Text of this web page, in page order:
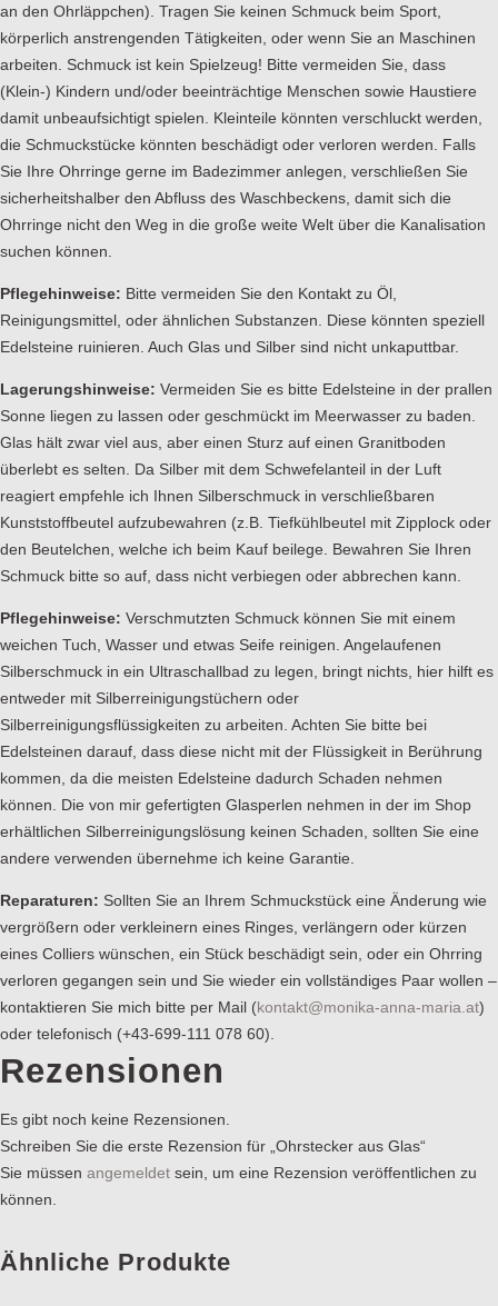
an den Ohrläppchen). Tragen Sie keinen Schmuck beim Sport,
körperlich anstrengenden Tätigkeiten, oder wenn Sie an Maschinen
arbeiten. Schmuck ist kein Spielzeug! Bitte vermeiden Sie, dass
(Klein-) Kindern und/oder beeinträchtige Menschen sowie Haustiere
damit unbeaufsichtigt spielen. Kleinteile könnten verschluckt werden,
die Schmuckstücke könnten beschädigt oder verloren werden. Falls
Sie Ihre Ohrringe gerne im Badezimmer anlegen, verschließen Sie
sicherheitshalber den Abfluss des Waschbeckens, damit sich die
Ohrringe nicht den Weg in die große weite Welt über die Kanalisation
suchen können.
Pflegehinweise: Bitte vermeiden Sie den Kontakt zu Öl,
Reinigungsmittel, oder ähnlichen Substanzen. Diese könnten speziell
Edelsteine ruinieren. Auch Glas und Silber sind nicht unkaputtbar.
Lagerungshinweise: Vermeiden Sie es bitte Edelsteine in der prallen
Sonne liegen zu lassen oder geschmückt im Meerwasser zu baden.
Glas hält zwar viel aus, aber einen Sturz auf einen Granitboden
überlebt es selten. Da Silber mit dem Schwefelanteil in der Luft
reagiert empfehle ich Ihnen Silberschmuck in verschließbaren
Kunststoffbeutel aufzubewahren (z.B. Tiefkühlbeutel mit Zipplock oder
den Beutelchen, welche ich beim Kauf beilege. Bewahren Sie Ihren
Schmuck bitte so auf, dass nicht verbiegen oder abbrechen kann.
Pflegehinweise: Verschmutzten Schmuck können Sie mit einem
weichen Tuch, Wasser und etwas Seife reinigen. Angelaufenen
Silberschmuck in ein Ultraschallbad zu legen, bringt nichts, hier hilft es
entweder mit Silberreinigungstüchern oder
Silberreinigungsflüssigkeiten zu arbeiten. Achten Sie bitte bei
Edelsteinen darauf, dass diese nicht mit der Flüssigkeit in Berührung
kommen, da die meisten Edelsteine dadurch Schaden nehmen
können. Die von mir gefertigten Glasperlen nehmen in der im Shop
erhältlichen Silberreinigungslösung keinen Schaden, sollten Sie eine
andere verwenden übernehme ich keine Garantie.
Reparaturen: Sollten Sie an Ihrem Schmuckstück eine Änderung wie
vergrößern oder verkleinern eines Ringes, verlängern oder kürzen
eines Colliers wünschen, ein Stück beschädigt sein, oder ein Ohrring
verloren gegangen sein und Sie wieder ein vollständiges Paar wollen –
kontaktieren Sie mich bitte per Mail (kontakt@monika-anna-maria.at)
oder telefonisch (+43-699-111 078 60).
Rezensionen
Es gibt noch keine Rezensionen.
Schreiben Sie die erste Rezension für „Ohrstecker aus Glas“
Sie müssen angemeldet sein, um eine Rezension veröffentlichen zu
können.
Ähnliche Produkte